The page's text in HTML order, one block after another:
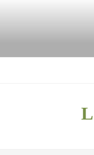
DEUTSCHE